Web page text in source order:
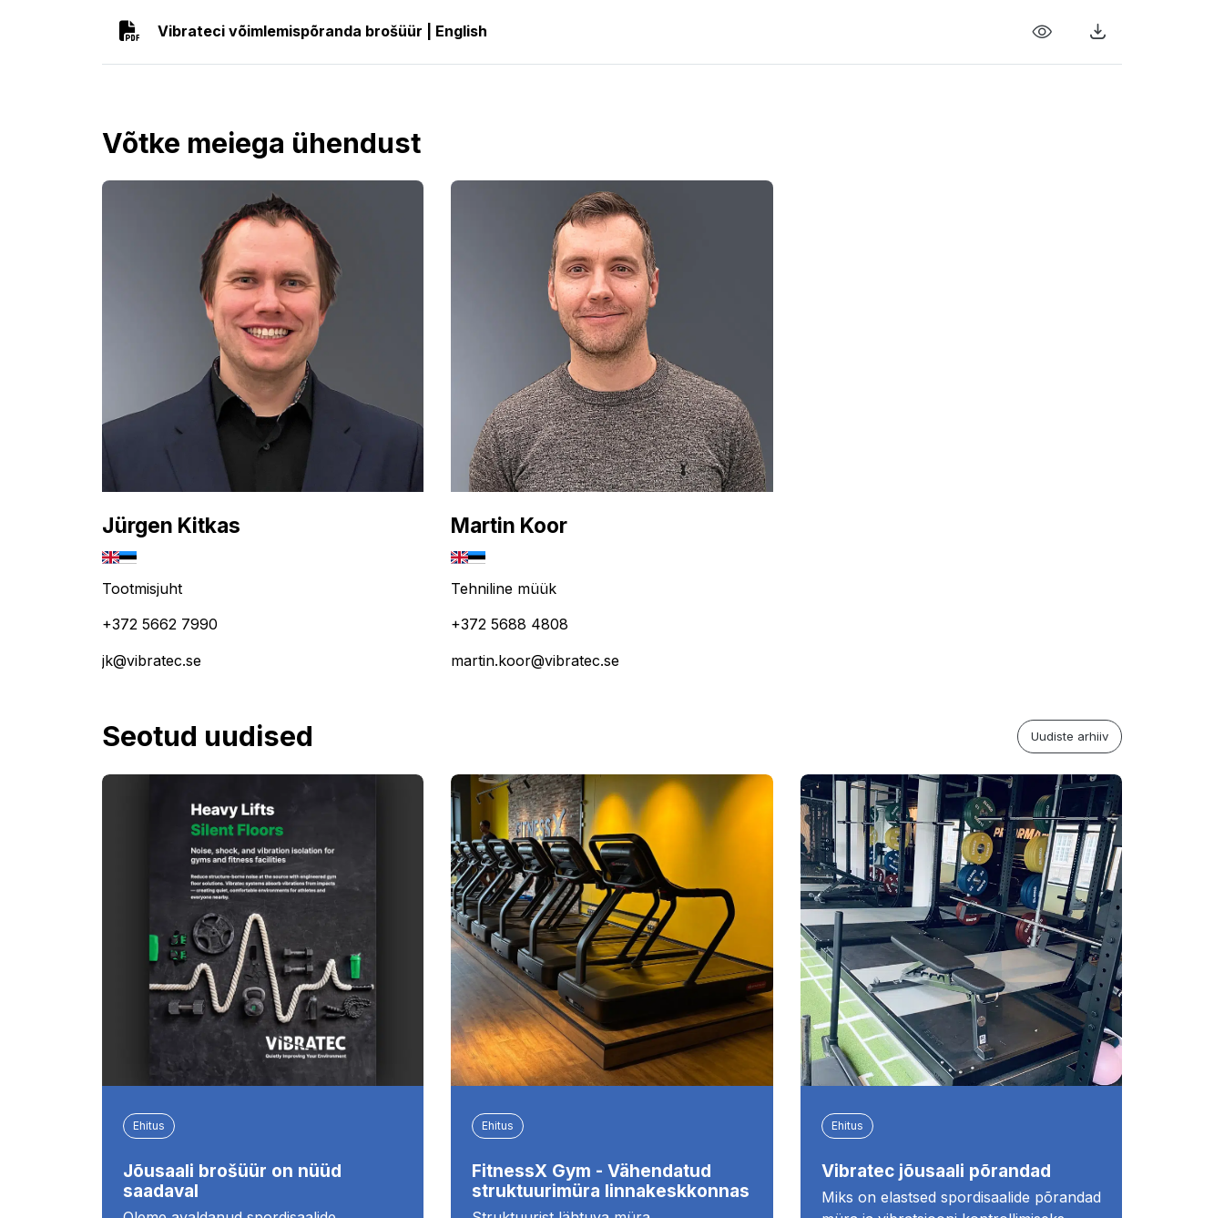
Vibrateci võimlemispõranda brošüür | English
Võtke meiega ühendust
Jürgen Kitkas
Tootmisjuht
+372 5662 7990
jk@vibratec.se
Martin Koor
Tehniline müük
+372 5688 4808
martin.koor@vibratec.se
Seotud uudised Uudiste arhiiv
Ehitus
Jõusaali brošüür on nüüd
saadaval
Ehitus
FitnessX Gym - Vähendatud
struktuurimüra linnakeskkonnas
Ehitus
Vibratec jõusaali põrandad
Miks on elastsed spordisaalide põrandad